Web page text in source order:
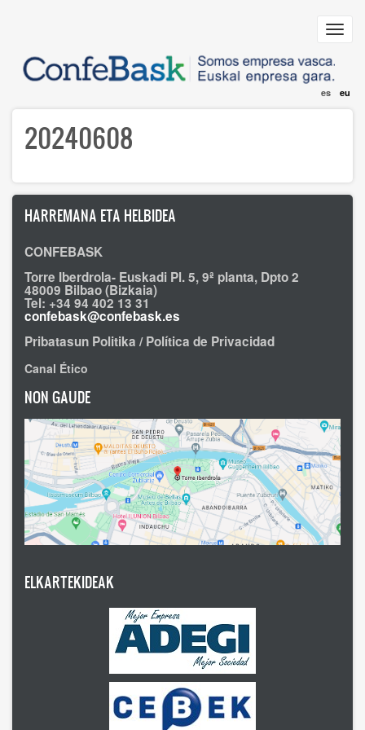
content
es eu
20240608
HARREMANA ETA HELBIDEA
CONFEBASK
Torre Iberdrola- Euskadi Pl. 5, 9ª planta, Dpto 2
48009 Bilbao (Bizkaia)
Tel: +34 94 402 13 31
confebask@confebask.es
Pribatasun Politika / Política de Privacidad
Canal Ético
NON GAUDE
ELKARTEKIDEAK